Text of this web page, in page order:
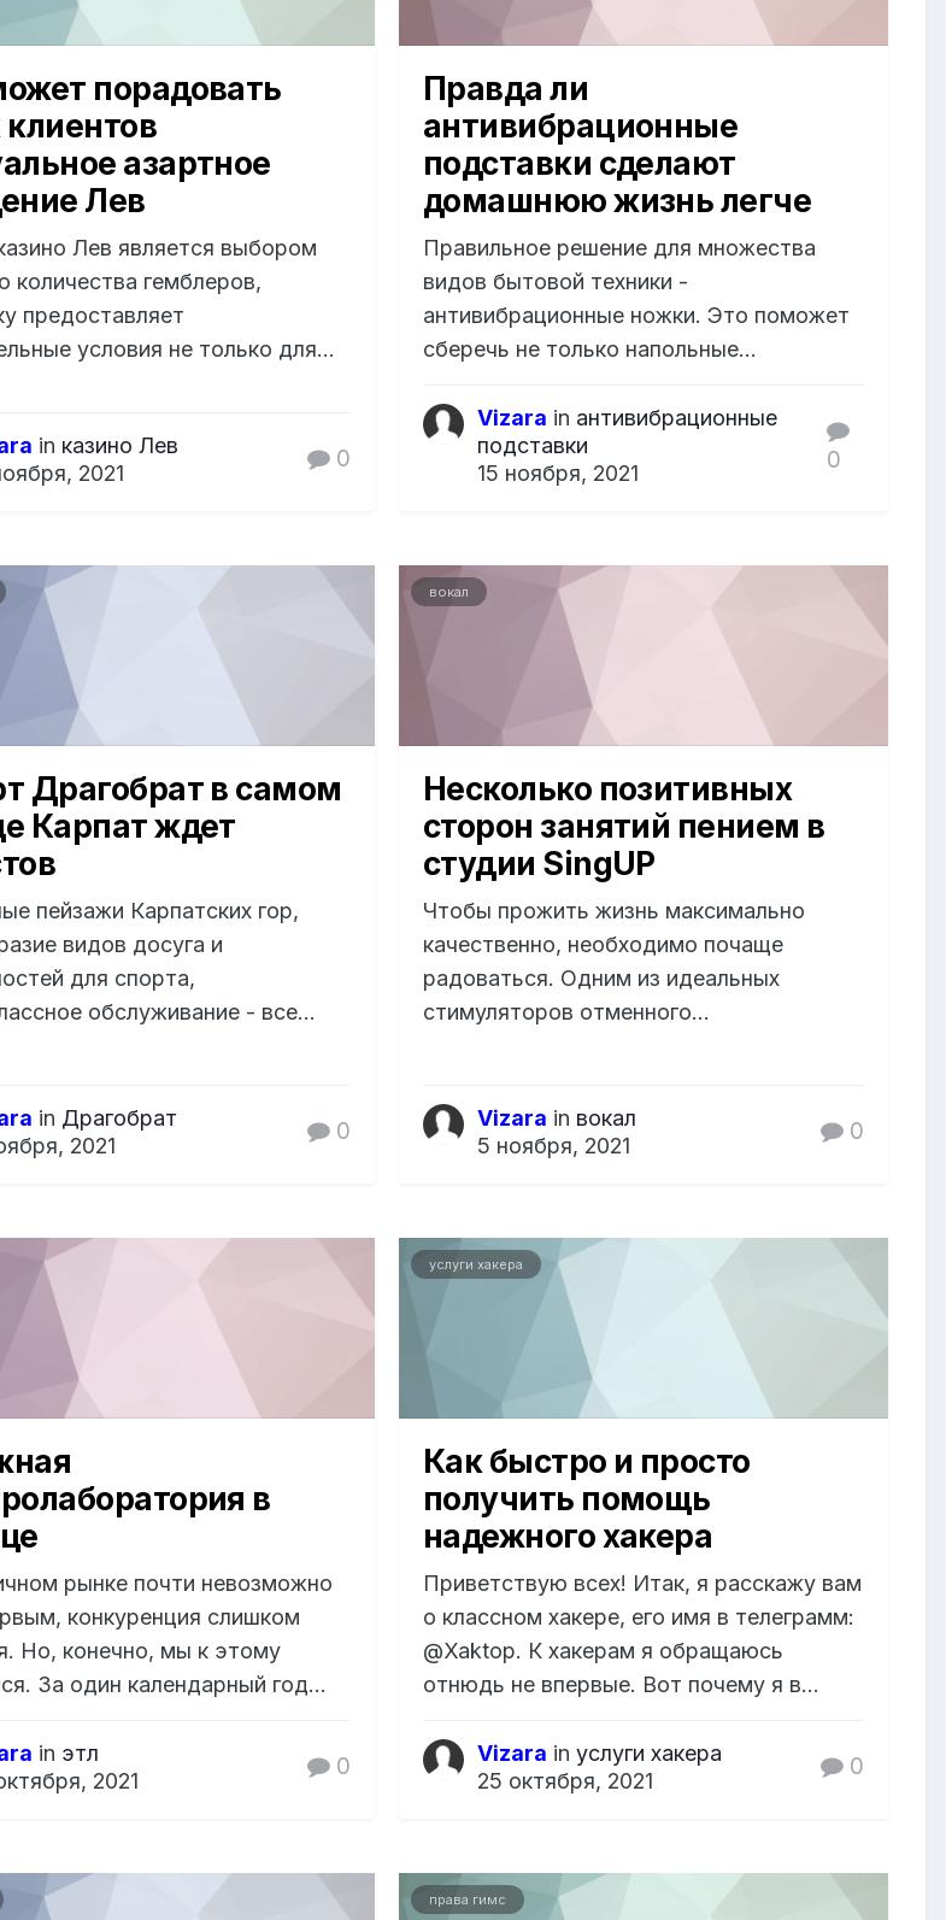
порадовать
клиентов
азартное
Лев
Лев является выбором
количества гемблеров,
предоставляет
условия не только для...
in казино Лев
2021
0
Правда ли
антивибрационные
подставки сделают
домашнюю жизнь легче
Правильное решение для множества
видов бытовой техники -
антивибрационные ножки. Это поможет
сберечь не только напольные...
Vizara in антивибрационные
подставки
15 ноября, 2021
0
Драгобрат в самом
Карпат ждет
пейзажи Карпатских гор,
видов досуга и
для спорта,
обслуживание - все...
in Драгобрат
2021
0
вокал
Несколько позитивных
сторон занятий пением в
студии SingUP
Чтобы прожить жизнь максимально
качественно, необходимо почаще
радоваться. Одним из идеальных
стимуляторов отменного...
Vizara in вокал
5 ноября, 2021
0
в
рынке почти невозможно
конкуренция слишком
Но, конечно, мы к этому
За один календарный год...
in этл
2021
0
услуги хакера
Как быстро и просто
получить помощь
надежного хакера
Приветствую всех! Итак, я расскажу вам
о классном хакере, его имя в телеграмм:
@Xaktop. К хакерам я обращаюсь
отнюдь не впервые. Вот почему я в...
Vizara in услуги хакера
25 октября, 2021
0
права гимс